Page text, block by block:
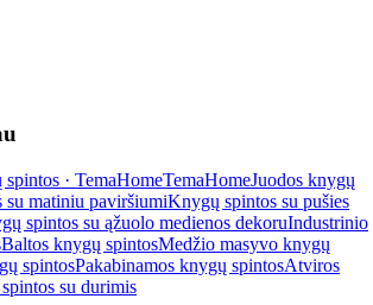
· TemaHomeTemaHomeJuodos knygų
su matiniu paviršiumiKnygų spintos su pušies
spintos su ąžuolo medienos dekoruIndustrinio
Baltos knygų spintosMedžio masyvo knygų
spintosPakabinamos knygų spintosAtviros
su durimis